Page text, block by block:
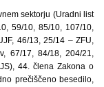
sektorju (Uradni list
59/10, 85/10, 107/10,
46/13, 25/14 – ZFU,
67/17, 84/18, 204/21,
44. člena Zakona o
prečiščeno besedilo,